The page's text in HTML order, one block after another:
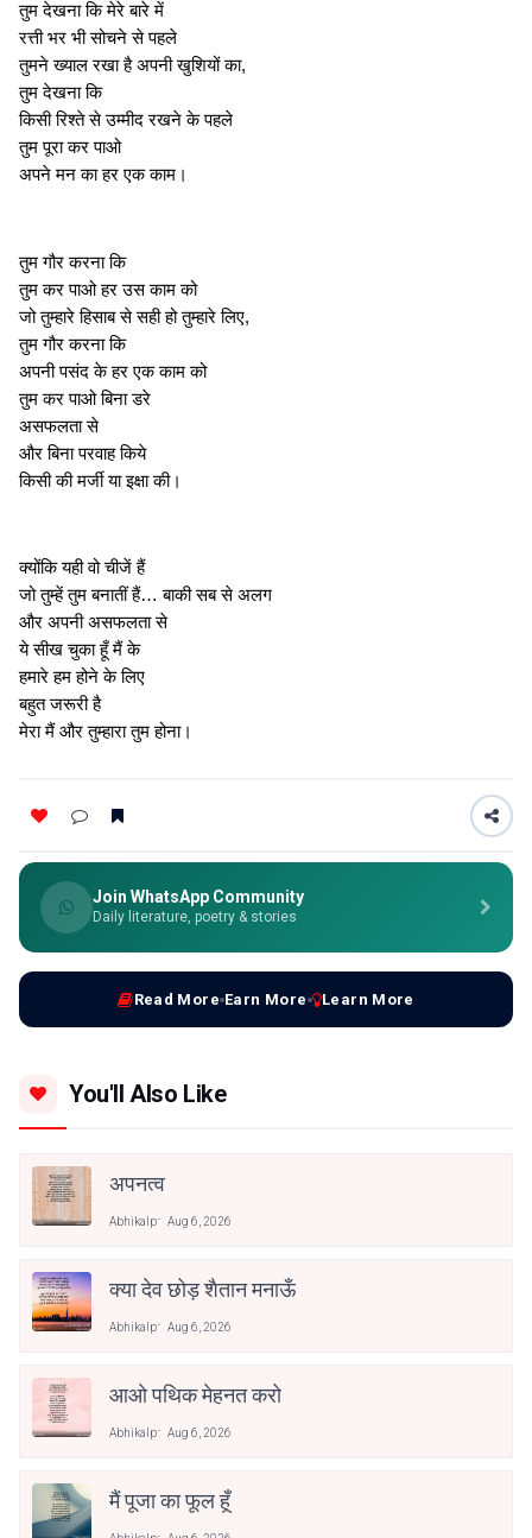
तुम देखना कि मेरे बारे में
रत्ती भर भी सोचने से पहले
तुमने ख्याल रखा है अपनी खुशियों का,
तुम देखना कि
किसी रिश्ते से उम्मीद रखने के पहले
तुम पूरा कर पाओ
अपने मन का हर एक काम।
तुम गौर करना कि
तुम कर पाओ हर उस काम को
जो तुम्हारे हिसाब से सही हो तुम्हारे लिए,
तुम गौर करना कि
अपनी पसंद के हर एक काम को
तुम कर पाओ बिना डरे
असफलता से
और बिना परवाह किये
किसी की मर्जी या इक्षा की।
क्योंकि यही वो चीजें हैं
जो तुम्हें तुम बनातीं हैं… बाकी सब से अलग
और अपनी असफलता से
ये सीख चुका हूँ मैं के
हमारे हम होने के लिए
बहुत जरूरी है
मेरा मैं और तुम्हारा तुम होना।
Join WhatsApp Community
Daily literature, poetry & stories
Read More Earn More Learn More
You'll Also Like
अपनत्व
Abhikalp Aug 6, 2026
क्या देव छोड़ शैतान मनाऊँ
Abhikalp Aug 6, 2026
आओ पथिक मेहनत करो
Abhikalp Aug 6, 2026
मैं पूजा का फूल हूँ